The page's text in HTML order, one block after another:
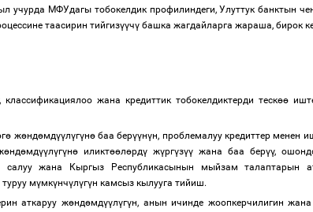
учурда МФУдагы тобокелдик профилиндеги, Улуттук банктын
таасирин тийгизүүчүбашка жагдайларга жараша, бирок
классификациялоо жана кредиттик тобокелдиктерди тескөө
гө жөндөмдүүлүгүнөбаа берүүнүн, проблемалуу кредиттер менен
өндөмдүүлүгүнө иликтөөлөрдү жүргүзүү жана баа берүү,
салуу жана Кыргыз Республикасынын мыйзам талаптарын
мүмкүнчүлүгүн камсыз кылууга тийиш.
аткаруу жөндөмдүүлүгүн, анын ичинде жоопкерчилигин